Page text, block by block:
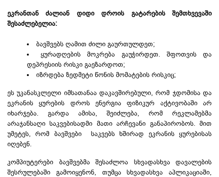
ეკრანთან ძალიან დიდი დროის გატარების შემთხვევაში
შესაძლებელია:
ბავშვებს ღამით ძილი გაურთულდეთ;
ყურადღების მოკრება გაუჭირდეთ. შფოთვის და
დეპრესიის რისკი გაეზარდოთ;
იზრდება ზედმეტი წონის მომატების რისკიც;
ეს უკანასკლელი იმსათანაა დაკავშირებული, რომ ჯდომისა და
ეკრანის ყურების დროს ენერგია ფიზიკურ აქტივობაში არ
იხარჯება. გარდა ამისა, შეიძლება, რომ რეკლამებმა
არაჯანსაღი საკვებისადმი მათი არჩევანი განაპირობოს. მით
უმეტეს, რომ ბავშვები საკვებს ხშირად ეკრანის ყურებისას
იღებენ.
კომპიუტერები ბავშვებმა შესაძლოა სხვადასხვა დავალების
შესრულებაში გამოიყენონ, თუმცა სხვადასხვა აპლიკაციაში,